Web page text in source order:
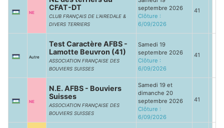
NE
CFAT-DT
CLUB FRANÇAIS DE L’AIREDALE &
DIVERS TERRIERS
septembre 2026
Clôture :
6/09/2026
41
Autre
Test Caractère AFBS -
Lamotte Beuvron (41)
ASSOCIATION FRANÇAISE DES
BOUVIERS SUISSES
Samedi 19
septembre 2026
Clôture :
6/09/2026
41
NE
N.E. AFBS - Bouviers
Suisses
ASSOCIATION FRANÇAISE DES
BOUVIERS SUISSES
Samedi 19 et
dimanche 20
septembre 2026
Clôture :
6/09/2026
41